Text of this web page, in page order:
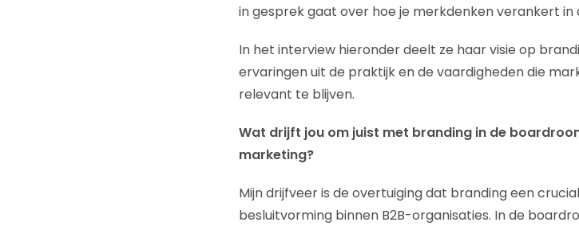
in gesprek gaat over hoe je merkdenken verankert in
In het interview hieronder deelt ze haar visie op
ervaringen uit de praktijk en de vaardigheden die
relevant te blijven.
Wat drijft jou om juist met branding in de
marketing?
Mijn drijfveer is de overtuiging dat branding een
besluitvorming binnen B2B-organisaties. In de